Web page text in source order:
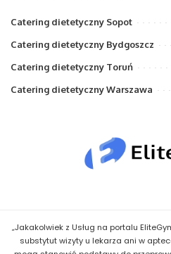
Catering dietetyczny Sopot
Catering dietetyczny Bydgoszcz
Catering dietetyczny Toruń
Catering dietetyczny Warszawa
„Jakakolwiek z Usług na portalu
substytut wizyty u lekarza ani w